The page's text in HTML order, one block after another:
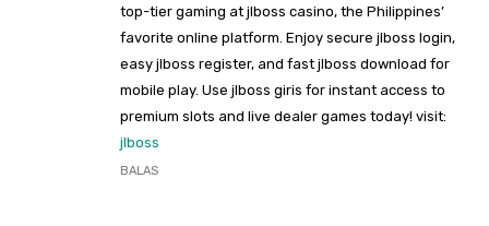
top-tier gaming at jlboss casino, the Philippines’
favorite online platform. Enjoy secure jlboss login,
easy jlboss register, and fast jlboss download for
mobile play. Use jlboss giris for instant access to
premium slots and live dealer games today! visit:
jlboss
BALAS